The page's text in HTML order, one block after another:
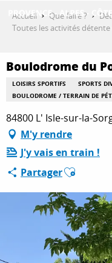
QUE FAIRE
SÉJOURNER
ESPACE
Accueil Que faire ?
Toutes les activités
Boulodrome du
LOISIRS SPORTIFS
SPORTS
BOULODROME / TERRAIN DE
84800 L' Isle-sur-la-
M'y rendre
J'y vais en train !
PartagerAjouter